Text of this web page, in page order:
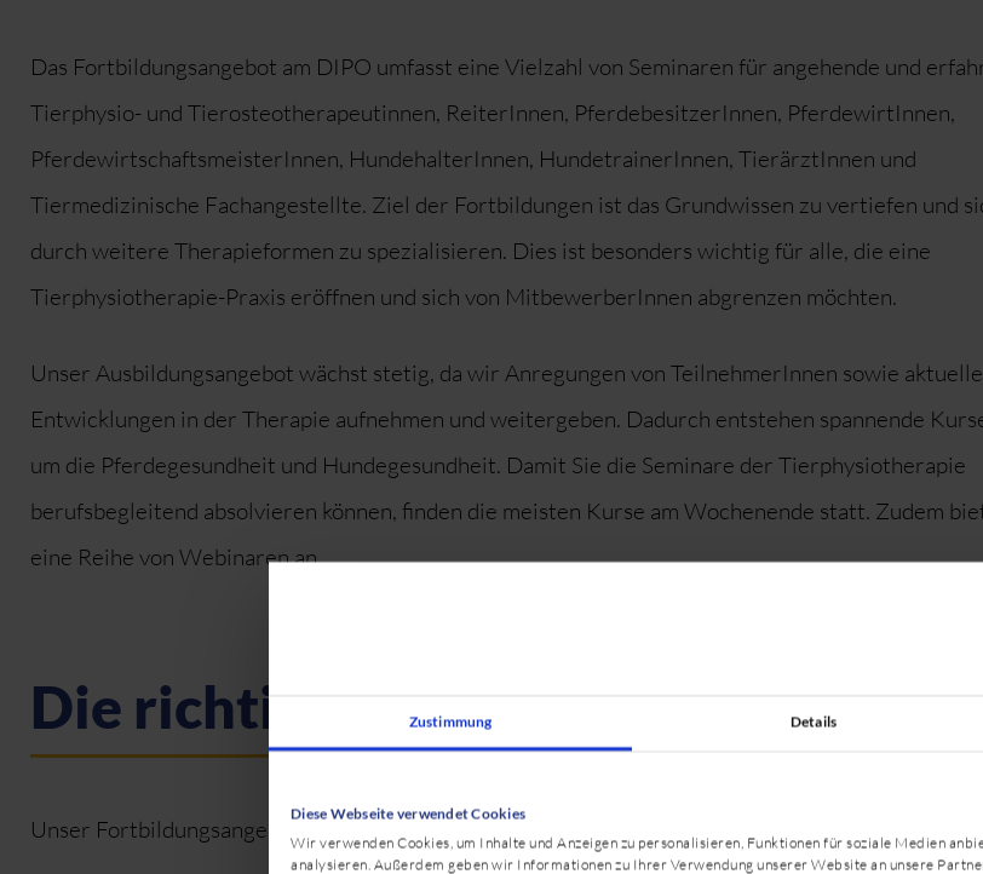
Zustimmung Details
Diese Webseite verwendet Cookies
Wir verwenden Cookies, um Inhalte und Anzeigen zu personalisieren, Funktionen für soziale Medien
analysieren. Außerdem geben wir Informationen zu Ihrer Verwendung unserer Website an unsere
Das Fortbildungsangebot am DIPO umfasst eine Vielzahl von Seminaren für angehende und
Tierphysio- und Tierosteotherapeutinnen, ReiterInnen, PferdebesitzerInnen, PferdewirtInnen,
PferdewirtschaftsmeisterInnen, HundehalterInnen, HundetrainerInnen, TierärztInnen und
Tiermedizinische Fachangestellte. Ziel der Fortbildungen ist das Grundwissen zu vertiefen und
durch weitere Therapieformen zu spezialisieren. Dies ist besonders wichtig für alle, die eine
Tierphysiotherapie-Praxis eröffnen und sich von MitbewerberInnen abgrenzen möchten.
Unser Ausbildungsangebot wächst stetig, da wir Anregungen von TeilnehmerInnen sowie aktuelle
Entwicklungen in der Therapie aufnehmen und weitergeben. Dadurch entstehen spannende
um die Pferdegesundheit und Hundegesundheit. Damit Sie die Seminare der Tierphysiotherapie
berufsbegleitend absolvieren können, finden die meisten Kurse am Wochenende statt. Zudem
eine Reihe von Webinaren an.
Die richtige Fortbildung finden
Unser Fortbildungsangebot haben wir in drei Level kategorisiert: